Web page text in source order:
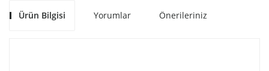
Ürün Bilgisi Yorumlar Önerileriniz